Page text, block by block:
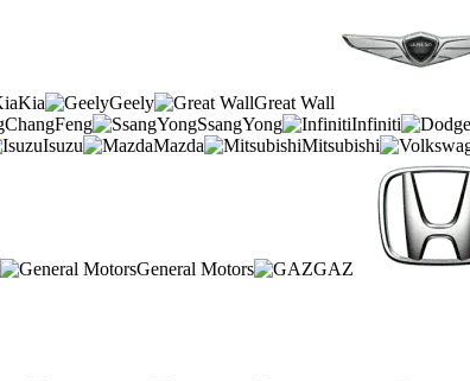
Kia Geely Great Wall
ChangFeng SsangYong Infiniti
Isuzu Mazda Mitsubishi
General Motors GAZ